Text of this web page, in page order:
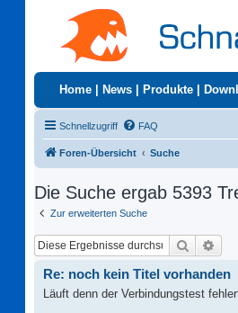
Home News Produkte
Schnellzugriff FAQ
Foren-Übersicht Suche
Die Suche ergab 5393
Zur erweiterten Suche
Suche
Re: noch kein Titel vorhanden
Läuft denn der Verbindungstest